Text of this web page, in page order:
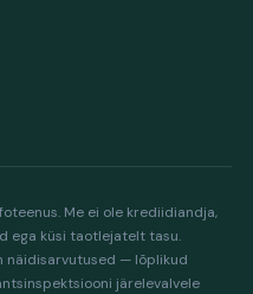
Me ei ole krediidiandja,
ega küsi taotlejatelt tasu.
näidisarvutused — lõplikud
järelevalvele